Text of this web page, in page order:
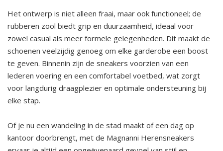
Het ontwerp is niet alleen fraai, maar ook functioneel; de
rubberen zool biedt grip en duurzaamheid, ideaal voor
zowel casual als meer formele gelegenheden. Dit maakt de
schoenen veelzijdig genoeg om elke garderobe een boost
te geven. Binnenin zijn de sneakers voorzien van een
lederen voering en een comfortabel voetbed, wat zorgt
voor langdurig draagplezier en optimale ondersteuning bij
elke stap.
Of je nu een wandeling in de stad maakt of een dag op
kantoor doorbrengt, met de Magnanni Herensneakers